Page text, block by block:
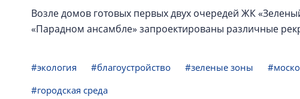
Возле домов готовых первых двух очередей ЖК
«Парадном ансамбле» запроектированы различные
#экология #благоустройство #зеленые зоны
#городская среда